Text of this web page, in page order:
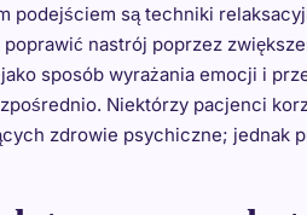
podejściem są techniki
nastrój poprzez
sposób wyrażania emocji i
Niektórzy pacjenci
zdrowie psychiczne; jednak